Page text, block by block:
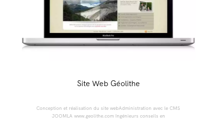
Site Web Géolithe
Conception et réalisation du site webAdministration avec le CMS
JOOMLA www.geolithe.com Ingénieurs conseils en